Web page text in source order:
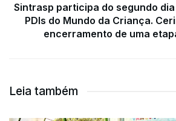
Sintrasp participa do segundo
PDIs do Mundo da Criança.
encerramento de uma
Leia também